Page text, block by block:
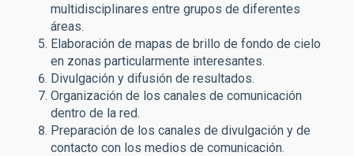
multidisciplinares entre grupos de diferentes
áreas.
Elaboración de mapas de brillo de fondo de cielo
en zonas particularmente interesantes.
Divulgación y difusión de resultados.
Organización de los canales de comunicación
dentro de la red.
Preparación de los canales de divulgación y de
contacto con los medios de comunicación.